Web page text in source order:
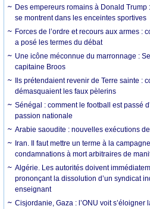
Des empereurs romains à Donald
se montrent dans les enceintes sportives
Forces de l’ordre et recours aux armes :
a posé les termes du débat
Une icône méconnue du marronnage :
capitaine Broos
Ils prétendaient revenir de Terre sainte :
démasquaient les faux pèlerins
Sénégal : comment le football est passé
passion nationale
Arabie saoudite : nouvelles exécutions
Iran. Il faut mettre un terme à la
condamnations à mort arbitraires de
Algérie. Les autorités doivent
prononçant la dissolution d’un syndicat
enseignant
Cisjordanie, Gaza : l’ONU voit